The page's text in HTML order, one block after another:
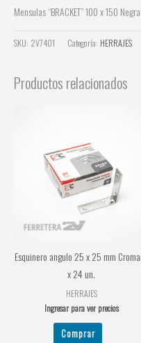
Mensulas “BRACKET” 100 x 150
SKU: 2V7401 Categoría: HERRAJES
Productos relacionados
Esquinero angulo 25 x 25 mm
x 24 un.
HERRAJES
Ingresar para ver precios
Comprar